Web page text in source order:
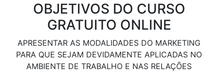
OBJETIVOS DO CURSO
GRATUITO ONLINE
APRESENTAR AS MODALIDADES DO MARKETING
PARA QUE SEJAM DEVIDAMENTE APLICADAS NO
AMBIENTE DE TRABALHO E NAS RELAÇÕES